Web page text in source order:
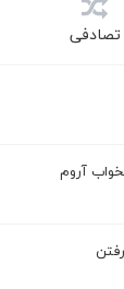
تصادفی
آروم